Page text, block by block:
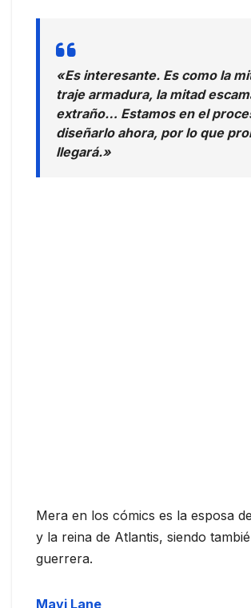
«Es interesante. Es como la
traje armadura, la mitad
extraño… Estamos en el
diseñarlo ahora, por lo que
llegará.»
Mera en los cómics es la esposa
y la reina de Atlantis, siendo
guerrera.
Mavi Lane